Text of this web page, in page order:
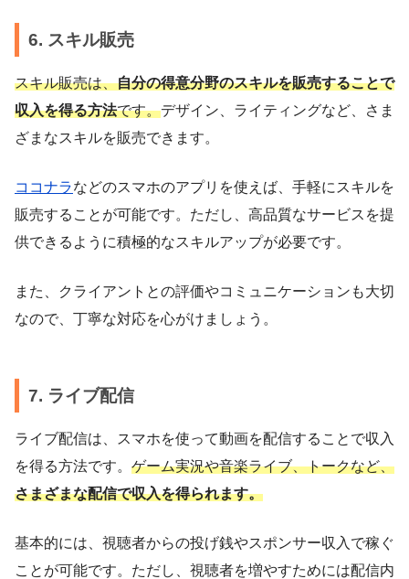
6. スキル販売
スキル販売は、自分の得意分野のスキルを販売することで
収入を得る方法です。デザイン、ライティングなど、さま
ざまなスキルを販売できます。
ココナラなどのスマホのアプリを使えば、手軽にスキルを
販売することが可能です。ただし、高品質なサービスを提
供できるように積極的なスキルアップが必要です。
また、クライアントとの評価やコミュニケーションも大切
なので、丁寧な対応を心がけましょう。
7. ライブ配信
ライブ配信は、スマホを使って動画を配信することで収入
を得る方法です。 ゲーム実況や音楽ライブ、トークなど、
さまざまな配信で収入を得られます。
基本的には、視聴者からの投げ銭やスポンサー収入で稼ぐ
ことが可能です。ただし、視聴者を増やすためには配信内